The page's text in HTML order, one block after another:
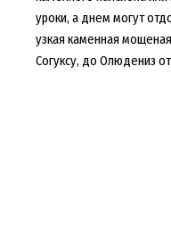
уроки, а днем могут
узкая каменная
Согуксу, до Олюдениз